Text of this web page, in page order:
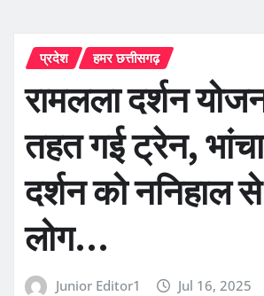
प्रदेश हमर छत्तीसगढ़
रामलला दर्शन
तहत गई ट्रेन,
दर्शन को ननिहाल
लोग…
Junior Editor1 Jul 16, 2025